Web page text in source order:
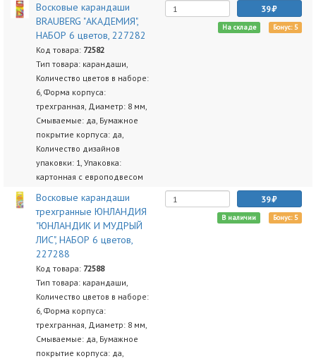
Восковые карандаши
BRAUBERG "АКАДЕМИЯ",
НАБОР 6 цветов, 227282
Код товара: 72582
Тип товара: карандаши,
Количество цветов в наборе:
6, Форма корпуса:
трехгранная, Диаметр: 8 мм,
Смываемые: да, Бумажное
покрытие корпуса: да,
Количество дизайнов
упаковки: 1, Упаковка:
картонная с европодвесом
39
На складе Бонус: 5
Восковые карандаши
трехгранные ЮНЛАНДИЯ
"ЮНЛАНДИК И МУДРЫЙ
ЛИС", НАБОР 6 цветов,
227288
Код товара: 72588
Тип товара: карандаши,
Количество цветов в наборе:
6, Форма корпуса:
трехгранная, Диаметр: 8 мм,
Смываемые: да, Бумажное
покрытие корпуса: да,
39
В наличии Бонус: 5